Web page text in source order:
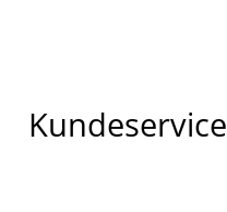
Kundeservice